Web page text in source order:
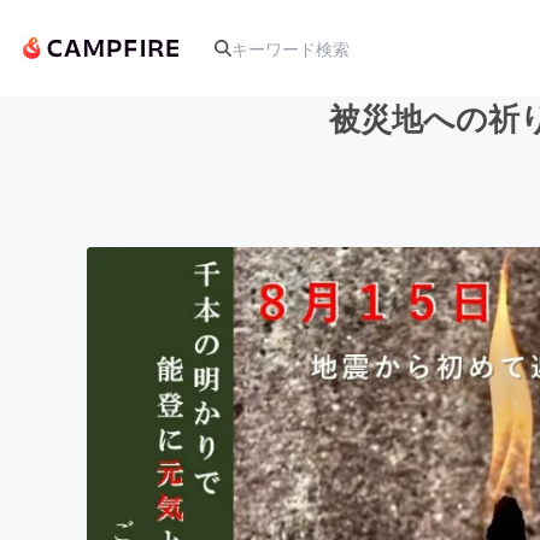
アート・写真
テクノロジー・ガジェット
映像・映画
ビジネス・起業
被災地への祈